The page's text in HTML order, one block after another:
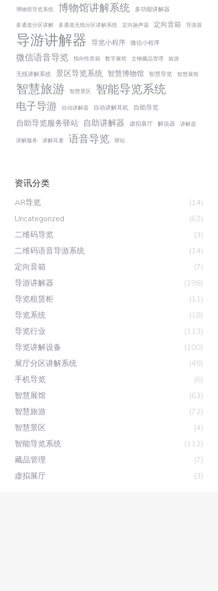
博物馆导览系统 博物馆讲解系统 多功能讲解器
多通道分区讲解 多通道无线分区讲解系统 定向扬声器 定向音箱 导游器
导游讲解器 导览小程序 微信小程序
微信语音导览 指向性音箱 数字展馆 文物藏品管理 旅游
无线讲解系统 景区导览系统 智慧博物馆 智慧导览 智慧展馆
智慧旅游 智慧景区 智能导览系统
电子导游 自动讲解器 自动讲解耳机 自助导览
自助导览服务驿站 自助讲解器 虚拟展厅 解说器 讲解器
讲解服务 讲解耳麦 语音导览 驿站
资讯分类
AR导览
(14)
Uncategorized
(62)
二维码导览
(3)
二维码语音导游系统
(14)
定向音箱
(7)
导游讲解器
(198)
导览租赁柜
(11)
导览系统
(18)
导览行业
(113)
导览讲解设备
(100)
展厅分区讲解系统
(49)
手机导览
(6)
智慧展馆
(63)
智慧旅游
(72)
智慧景区
(4)
智能导览系统
(112)
藏品管理
(7)
虚拟展厅
(3)